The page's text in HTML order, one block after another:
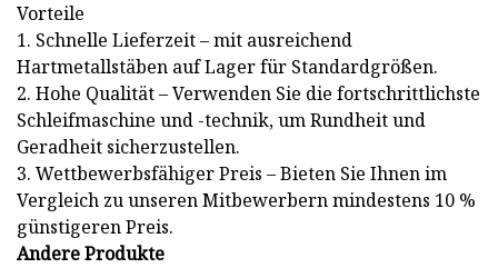
Vorteile
1. Schnelle Lieferzeit – mit ausreichend
Hartmetallstäben auf Lager für Standardgrößen.
2. Hohe Qualität – Verwenden Sie die fortschrittlichste
Schleifmaschine und -technik, um Rundheit und
Geradheit sicherzustellen.
3. Wettbewerbsfähiger Preis – Bieten Sie Ihnen im
Vergleich zu unseren Mitbewerbern mindestens 10 %
günstigeren Preis.
Andere Produkte